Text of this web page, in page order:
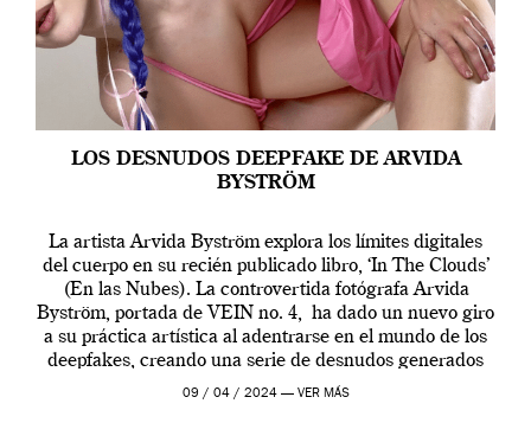
LOS DESNUDOS DEEPFAKE DE ARVIDA
BYSTRÖM
La artista Arvida Byström explora los límites digitales
del cuerpo en su recién publicado libro, ‘In The Clouds’
(En las Nubes). La controvertida fotógrafa Arvida
Byström, portada de VEIN no. 4, ha dado un nuevo giro
a su práctica artística al adentrarse en el mundo de los
deepfakes, creando una serie de desnudos generados
por […]
09 / 04 / 2024 — VER MÁS